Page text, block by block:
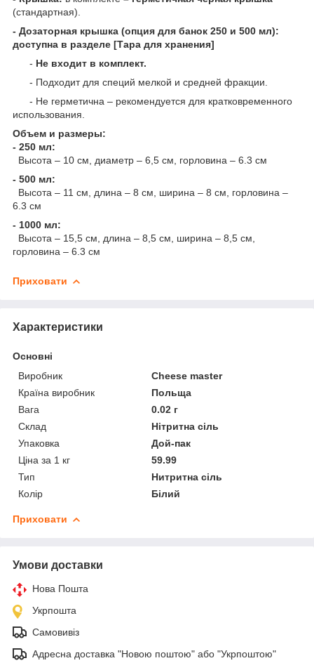
(стандартная).
- Дозаторная крышка (опция для банок 250 и 500 мл):
доступна в разделе [Тара для хранения]
- Не входит в комплект.
- Подходит для специй мелкой и средней фракции.
- Не герметична – рекомендуется для кратковременного
использования.
Объем и размеры:
- 250 мл:
Высота – 10 см, диаметр – 6,5 см, горловина – 6.3 см
- 500 мл:
Высота – 11 см, длина – 8 см, ширина – 8 см, горловина –
6.3 см
- 1000 мл:
Высота – 15,5 см, длина – 8,5 см, ширина – 8,5 см,
горловина – 6.3 см
Приховати
Характеристики
Основні
Виробник
Cheese master
Країна виробник
Польща
Вага
0.02 г
Склад
Нітритна сіль
Упаковка
Дой-пак
Ціна за 1 кг
59.99
Тип
Нитритна сіль
Колір
Білий
Приховати
Умови доставки
Нова Пошта
Укрпошта
Самовивіз
Адресна доставка "Новою поштою" або "Укрпоштою"